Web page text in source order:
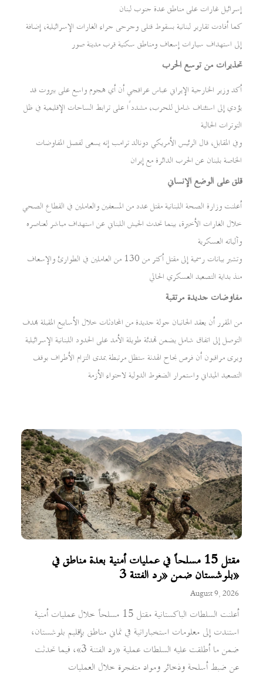
مقتل 15 مسلحاً في عمليات أمنية بعدة مناطق في
بلوشستان ضمن «رد الفتنة 3»
August 9, 2026
أعلنت السلطات الباكستانية مقتل 15 مسلحاً خلال عمليات أمنية
استندت إلى معلومات استخباراتية في ثماني مناطق بإقليم بلوشستان،
ضمن ما أطلقت عليه السلطات عملية «رد الفتنة 3»، فيما تحدثت
عن ضبط أسلحة وذخائر ومواد متفجرة خلال العمليات
إسرائيل غارات على مناطق عدة جنوب لبنان
كما أفادت تقارير لبنانية بسقوط قتلى وجرحى جراء الغارات الإسرائيلية، إضافة
إلى استهداف سيارات إسعاف ومناطق سكنية قرب مدينة صور
تحذيرات من توسع الحرب
أكد وزير الخارجية الإيراني عباس عراقجي أن أي هجوم واسع على بيروت قد
يؤدي إلى استئناف شامل للحرب، مشددًا على ترابط الساحات الإقليمية في ظل
التوترات الحالية
وفي المقابل، قال الرئيس الأمريكي دونالد ترامب إنه يسعى لفصل المفاوضات
الخاصة بلبنان عن الحرب الدائرة مع إيران
قلق على الوضع الإنساني
أعلنت وزارة الصحة اللبنانية مقتل عدد من المسعفين والعاملين في القطاع الصحي
خلال الغارات الأخيرة، بينما تحدث الجيش اللبناني عن استهداف مباشر لعناصره
وآلياته العسكرية
وتشير بيانات رسمية إلى مقتل أكثر من 130 من العاملين في الطوارئ والإسعاف
منذ بداية التصعيد العسكري الحالي
مفاوضات جديدة مرتقبة
من المقرر أن يعقد الجانبان جولة جديدة من المحادثات خلال الأسابيع المقبلة بهدف
التوصل إلى اتفاق شامل يضمن تهدئة طويلة الأمد على الحدود اللبنانية الإسرائيلية
ويرى مراقبون أن فرص نجاح الهدنة ستظل مرتبطة بمدى التزام الأطراف بوقف
التصعيد الميداني واستمرار الضغوط الدولية لاحتواء الأزمة